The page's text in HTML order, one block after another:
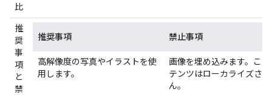
比
推
奨
事
項
と
禁
推奨事項 禁止事項
高解像度の写真やイラストを使
用します。
画像を埋め込みます。こ
テンツはローカライズさ
ん。